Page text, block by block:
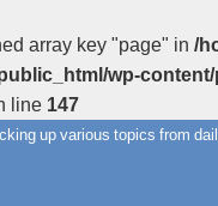
array key "page" in /
wp-
line 147
up various topics from